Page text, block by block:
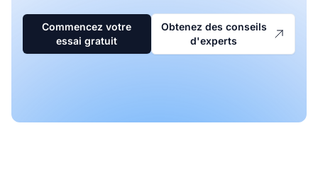
Commencez votre
essai gratuit
Obtenez des conseils
d'experts